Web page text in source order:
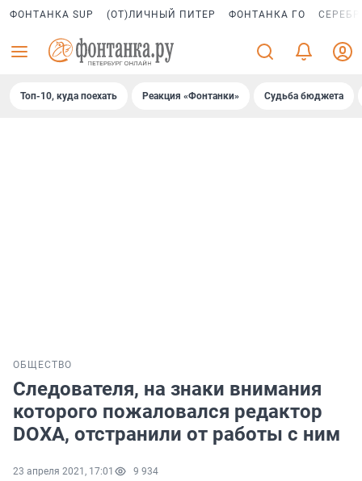
ФОНТАНКА SUP (ОТ)ЛИЧНЫЙ ПИТЕР ФОНТАНКА ГО
Топ-10, куда поехать Реакция «Фонтанки» Судьба бюджета
ОБЩЕСТВО
Следователя, на знаки внимания
которого пожаловался редактор
DOXA, отстранили от работы с ним
23 апреля 2021, 17:01 9 934